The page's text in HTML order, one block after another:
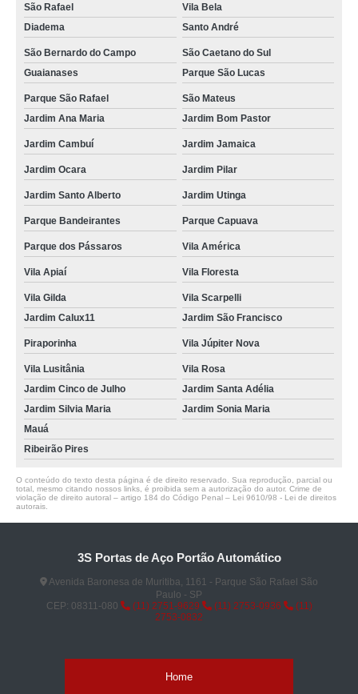
São Rafael
Vila Bela
Diadema
Santo André
São Bernardo do Campo
São Caetano do Sul
Guaianases
Parque São Lucas
Parque São Rafael
São Mateus
Jardim Ana Maria
Jardim Bom Pastor
Jardim Cambuí Jardim Jamaica
Jardim Ocara Jardim Pilar
Jardim Santo Alberto Jardim Utinga
Parque Bandeirantes Parque Capuava
Parque dos Pássaros Vila América
Vila Apiaí Vila Floresta
Vila Gilda
Vila Scarpelli
Jardim Calux11
Jardim São Francisco
Piraporinha Vila Júpiter Nova
Vila Lusitânia
Vila Rosa
Jardim Cinco de Julho
Jardim Santa Adélia
Jardim Silvia Maria
Jardim Sonia Maria
Mauá
Ribeirão Pires
O conteúdo do texto desta página é de direito reservado. Sua reprodução, parcial ou
total, mesmo citando nossos links, é proibida sem a autorização do autor. Crime de
violação de direito autoral – artigo 184 do Código Penal – Lei 9610/98 - Lei de direitos
autorais
3S Portas de Aço Portão Automático
Avenida Baronesa de Muritiba, 1161 - Parque São Rafael São
Paulo - SP
CEP: 08311-080
(11) 2751-9629 (11) 2753-0936
(11)
2753-0832
Home